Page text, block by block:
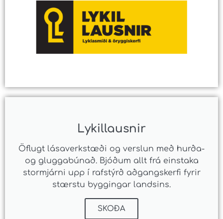
Lykillausnir
Öflugt lásaverkstæði og verslun með hurða-
og gluggabúnað. Bjóðum allt frá einstaka
stormjárni upp í rafstýrð aðgangskerfi fyrir
stærstu byggingar landsins.
SKOÐA